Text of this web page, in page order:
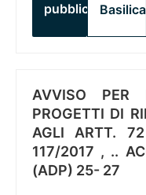
pubblico
AVVISO PER
PROGETTI DI
AGLI ARTT.
117/2017 , ..
(ADP) 25- 27